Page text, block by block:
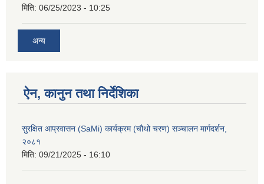
मिति: 06/25/2023 - 10:25
अन्य
ऐन, कानुन तथा निर्देशिका
सुरक्षित आप्रवासन (SaMi) कार्यक्रम (चौथो चरण) सञ्चालन मार्गदर्शन,
२०८१
मिति: 09/21/2025 - 16:10